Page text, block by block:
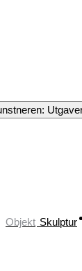
Objekt Skulptur